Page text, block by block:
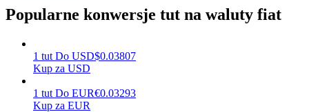
Zarabiać
Popularne konwersje tut na waluty fiat
1 tut Do USD$0.03807
Kup za USD
1 tut Do EUR€0.03293
Kup za EUR